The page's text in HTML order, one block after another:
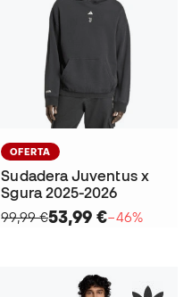
OFERTA
Sudadera Juventus x
Sgura 2025-2026
99,99 €53,99 €−46%